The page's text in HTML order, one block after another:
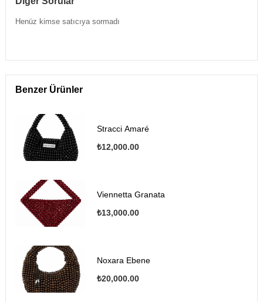
Henüz kimse satıcıya sormadı
Benzer Ürünler
Stracci Amaré
₺12,000.00
Viennetta Granata
₺13,000.00
Noxara Ebene
₺20,000.00